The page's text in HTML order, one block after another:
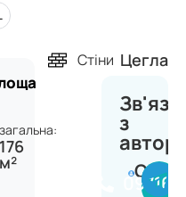
загальна:
176
м²
Стіни Цегла
з